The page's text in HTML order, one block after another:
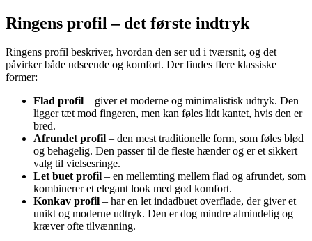
Ringens profil – det første indtryk
Ringens profil beskriver, hvordan den ser ud i tværsnit, og det
påvirker både udseende og komfort. Der findes flere klassiske
former:
Flad profil – giver et moderne og minimalistisk udtryk. Den
ligger tæt mod fingeren, men kan føles lidt kantet, hvis den er
bred.
Afrundet profil – den mest traditionelle form, som føles blød
og behagelig. Den passer til de fleste hænder og er et sikkert
valg til vielsesringe.
Let buet profil – en mellemting mellem flad og afrundet, som
kombinerer et elegant look med god komfort.
Konkav profil – har en let indadbuet overflade, der giver et
unikt og moderne udtryk. Den er dog mindre almindelig og
kræver ofte tilvænning.